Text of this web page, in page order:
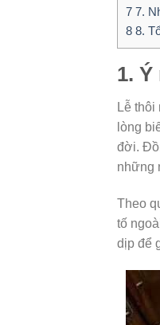
7 7.
8 8.
1.
Lễ
lòng
đời.
những
Theo
tố
dịp để